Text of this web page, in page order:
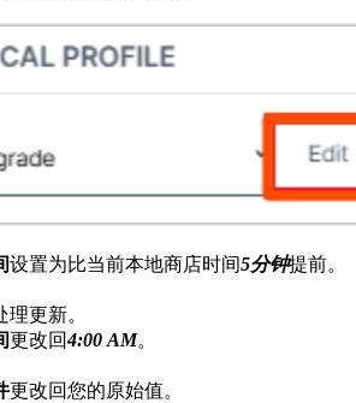
设置为比当前本地商店时间5分钟提前。
更新。
更改回4:00 AM。
更改回您的原始值。